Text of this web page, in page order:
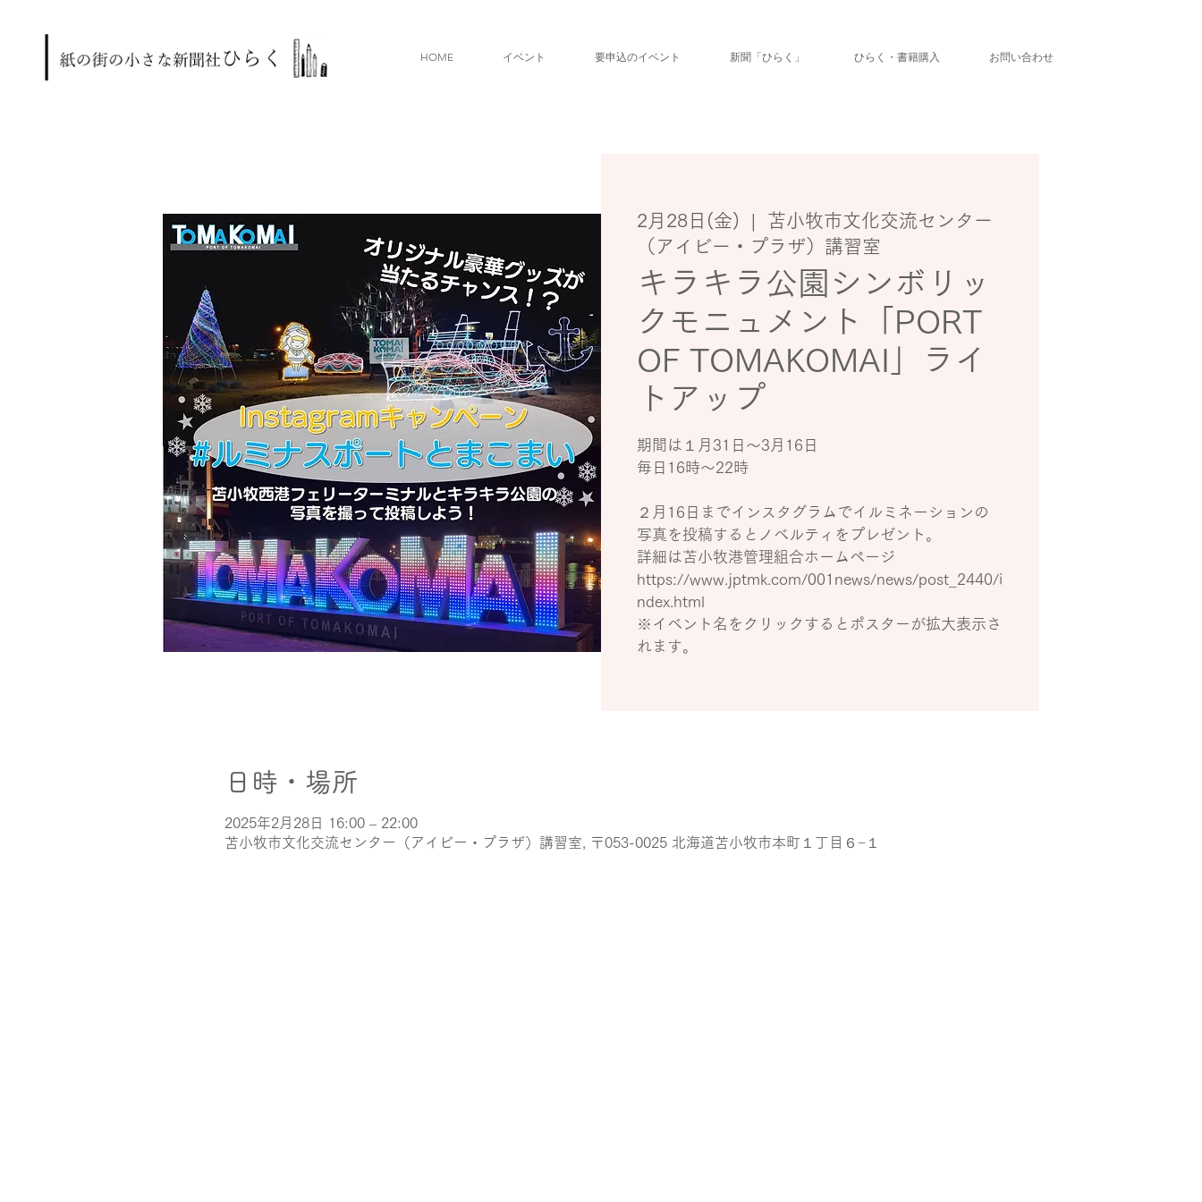
HOME イベント 要申込のイベント 新聞「ひらく」 ひらく・書籍購入 お問い合わせ
2月28日(金)
苫小牧市文化交流センター
（アイビー・プラザ）講習室
キラキラ公園シンボリッ
クモニュメント「PORT
OF TOMAKOMAI」ライ
トアップ
期間は１月31日～3月16日
毎日16時～22時
２月16日までインスタグラムでイルミネーションの
写真を投稿するとノベルティをプレゼント。
詳細は苫小牧港管理組合ホームページ
https://www.jptmk.com/001news/news/post_2440/i
ndex.html
※イベント名をクリックするとポスターが拡大表示さ
れます。
日時・場所
2025年2月28日 16:00 – 22:00
苫小牧市文化交流センター（アイビー・プラザ）講習室, 〒053-0025 北海道苫小牧市本町１丁目６−１